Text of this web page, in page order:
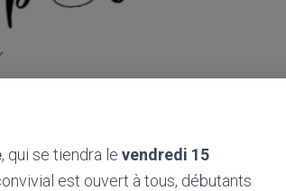
, qui se tiendra le vendredi 15
est ouvert à tous, débutants